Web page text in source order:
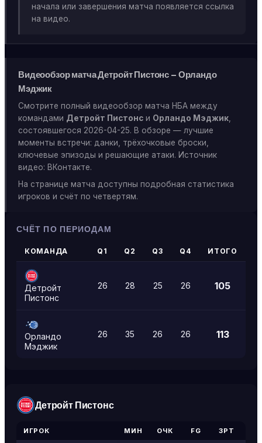
начала или завершения матча появляется ссылка
на видео.
Видеообзор матча Детройт Пистонс — Орландо
Мэджик
Смотрите полный видеообзор матча НБА между
командами Детройт Пистонс и Орландо Мэджик
состоявшегося 2026-04-25. В обзоре — лучшие
моменты встречи: данки, трёхочковые броски,
ключевые эпизоды и решающие атаки. Источник
видео: ВКонтакте.
На странице матча доступны подробная статистика
игроков и счёт по четвертям.
СЧЁТ ПО ПЕРИОДАМ
КОМАНДА Q1 Q2 Q3 Q4 ИТОГО
Детройт
Пистонс
26 28 25 26 105
Орландо
Мэджик
26 35 26 26 113
Детройт Пистонс
ИГРОК МИН ОЧК FG 3PT